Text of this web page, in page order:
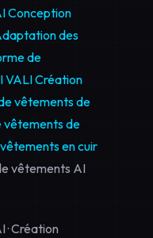
Conception
des
de
VALICréation
vêtements de
vêtements de
en cuir
vêtements AI
Création